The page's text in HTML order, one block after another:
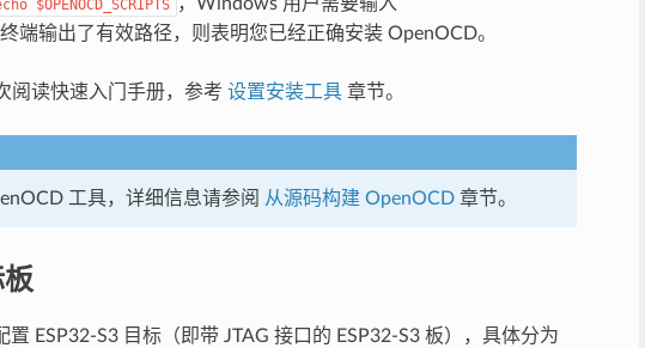
$OPENOCD_SCRIPTS
端输出了有效路径，则表明您已经正确安装 OpenOCD。
阅读快速入门手册，参考 设置安装工具章节。
工具，详细信息请参阅 从源码构建 OpenOCD章节。
ESP32-S3 目标（即带 JTAG 接口的 ESP32-S3 板），具体分为